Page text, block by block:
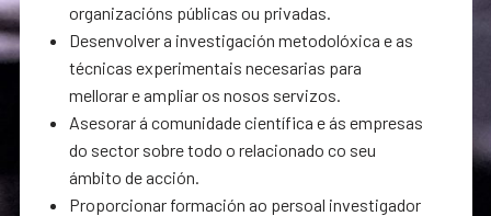
organizacións públicas ou privadas.
Desenvolver a investigación metodolóxica e as
técnicas experimentais necesarias para
mellorar e ampliar os nosos servizos.
Asesorar á comunidade científica e ás empresas
do sector sobre todo o relacionado co seu
ámbito de acción.
Proporcionar formación ao persoal investigador